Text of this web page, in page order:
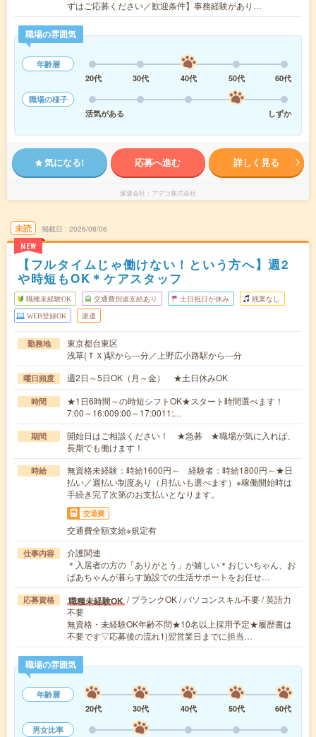
ずはご応募ください／歓迎条件】事務経験があり…
職場の雰囲気
年齢層
20代
30代 40代 50代
60代
職場の様子
活気がある
しずか
気になる! 応募へ進む 詳しく見る
派遣会社 アデコ株式会社
未読
NEW
掲載日 2026/08/06
【フルタイムじゃ働けない！という方へ】週2
や時短もOK＊ケアスタッフ
職種未経験OK 交通費別途支給あり 土日祝日が休み 残業なし
WEB登録OK 派遣
勤務地
東京都台東区
浅草(ＴＸ)駅から---分／上野広小路駅から---分
曜日頻度 週2日～5日OK（月～金） ★土日休みOK
時間
★1日6時間～の時短シフトOK★スタート時間選べます！
7:00～16:009:00～17:0011:…
期間
開始日はご相談ください！ ★急募 ★職場が気に入れば、
長期でも働けます！
時給
無資格未経験：時給1600円～ 経験者：時給1800円～★日
払い／週払い制度あり（月払いも選べます）※稼働開始時は
手続き完了次第のお支払いとなります。
交通費
交通費全額支給※規定有
仕事内容
介護関連
＊入居者の方の「ありがとう」が嬉しい＊おじいちゃん、お
ばあちゃんが暮らす施設での生活サポートをお任せ…
応募資格 職種未経験OK / ブランクOK / パソコンスキル不要 / 英語力
不要
無資格・未経験OK年齢不問★10名以上採用予定★履歴書は
不要です▽応募後の流れ1)翌営業日までに担当…
職場の雰囲気
年齢層
20代
30代 40代 50代
60代
男女比率